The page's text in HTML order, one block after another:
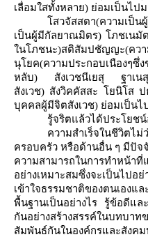
เลื่อมใสทั้งหลาย) ย่อมเป็นไ
สวจัสสตา(ความเป็น
เป็นผู้มีกัลยาณมิตร) โภชเน
นโภชนะ)สติสัมปชัญญะ(ควา
นุโยค(ความประกอบเนืองๆซึ่
หลับ) สังเวชนีเยสุ ฐาเนสุสั
สังเวช) สังวิคคัสสะ โยนิโส
บุคคลผู้มีจิตสังเวช) ย่อมเป็น
รู้จริตแล้วได้ประโยชน์
ความสำเร็จในชีวิต
ครอบครัว หรือด้านอื่น ๆ มีปัจ
ความสามารถในการทำหน้า
อย่างเหมาะสมซึ่งจะเป็นไปอ
เข้าใจธรรมชาติของตนเอง
พื้นฐานเป็นอย่างไร รู้ข้อดีแล
กันอย่างสร้างสรรค์ในบทบ
สัมพันธ์กันในองค์กรและสังค